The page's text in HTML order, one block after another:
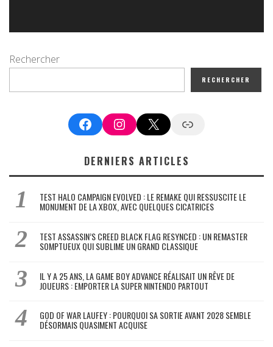
Rechercher
RECHERCHER
FacebookInstagram
X Google News
DERNIERS ARTICLES
TEST HALO CAMPAIGN EVOLVED : LE REMAKE QUI RESSUSCITE LE
MONUMENT DE LA XBOX, AVEC QUELQUES CICATRICES
TEST ASSASSIN’S CREED BLACK FLAG RESYNCED : UN REMASTER
SOMPTUEUX QUI SUBLIME UN GRAND CLASSIQUE
IL Y A 25 ANS, LA GAME BOY ADVANCE RÉALISAIT UN RÊVE DE
JOUEURS : EMPORTER LA SUPER NINTENDO PARTOUT
GOD OF WAR LAUFEY : POURQUOI SA SORTIE AVANT 2028 SEMBLE
DÉSORMAIS QUASIMENT ACQUISE